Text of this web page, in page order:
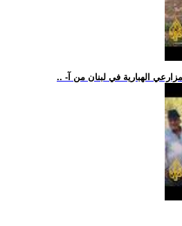
الهبارية في لبنان من آ